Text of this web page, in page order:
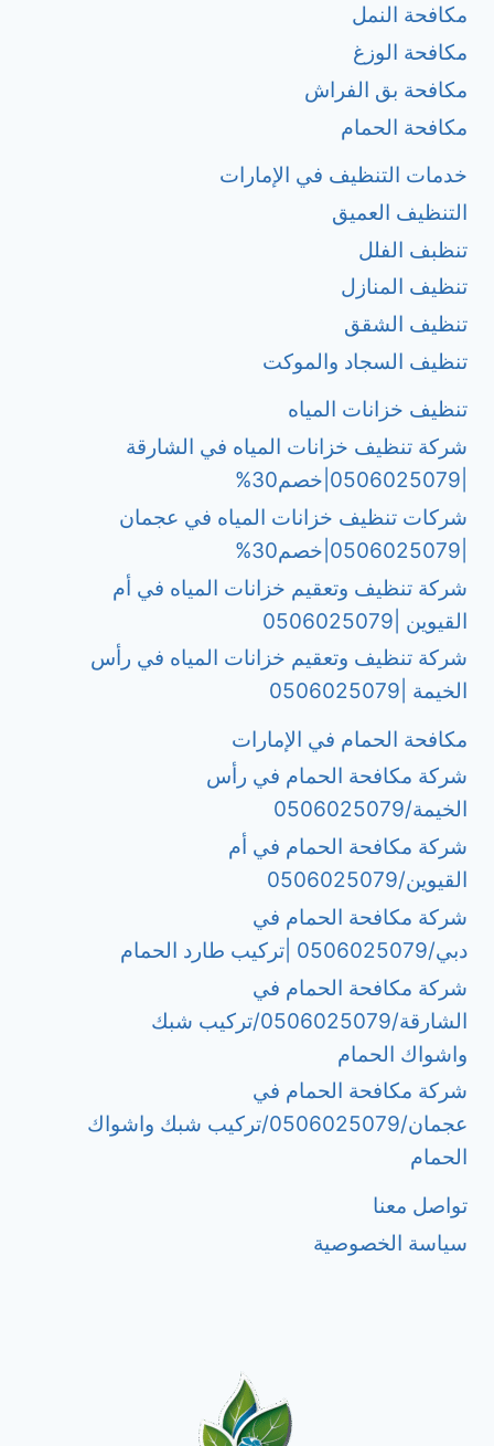
مكافحة النمل
مكافحة الوزغ
مكافحة بق الفراش
مكافحة الحمام
خدمات التنظيف في الإمارات
التنظيف العميق
تنظبف الفلل
تنظيف المنازل
تنظيف الشقق
تنظيف السجاد والموكت
تنظيف خزانات المياه
شركة تنظيف خزانات المياه في الشارقة
شركات تنظيف خزانات المياه في عجمان
شركة تنظيف وتعقيم خزانات المياه في أم
القيوين |0506025079
شركة تنظيف وتعقيم خزانات المياه في رأس
الخيمة |0506025079
مكافحة الحمام في الإمارات
شركة مكافحة الحمام في رأس
الخيمة/0506025079
شركة مكافحة الحمام في أم
القيوين/0506025079
شركة مكافحة الحمام في
دبي/0506025079 |تركيب طارد الحمام
شركة مكافحة الحمام في
الشارقة/0506025079/تركيب شبك
واشواك الحمام
شركة مكافحة الحمام في
عجمان/0506025079/تركيب شبك واشواك
الحمام
تواصل معنا
سياسة الخصوصية